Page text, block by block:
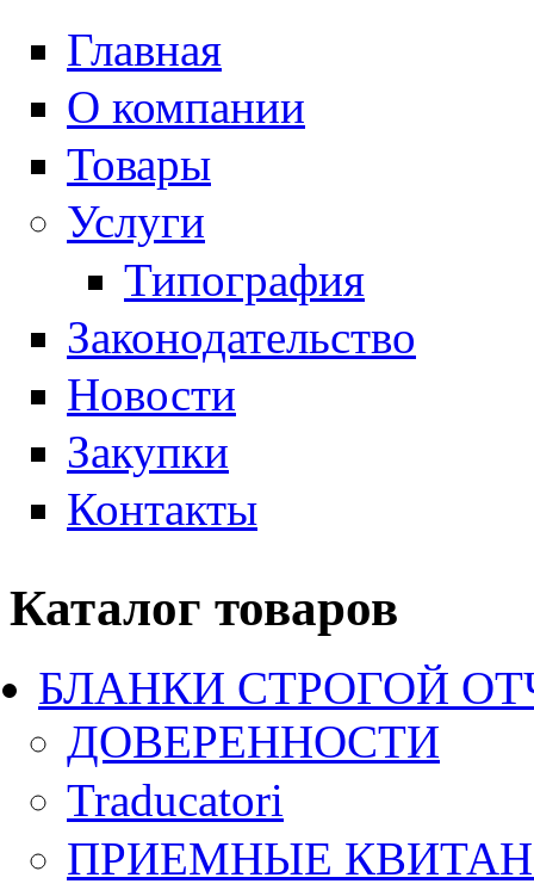
Главная
О компании
Товары
Услуги
Типография
Законодательство
Новости
Закупки
Контакты
Каталог товаров
БЛАНКИ СТРОГОЙ
ДОВЕРЕННОСТИ
Traducatori
ПРИЕМНЫЕ